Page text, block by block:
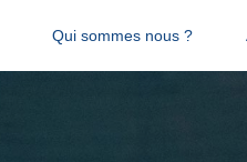
Qui sommes nous ?